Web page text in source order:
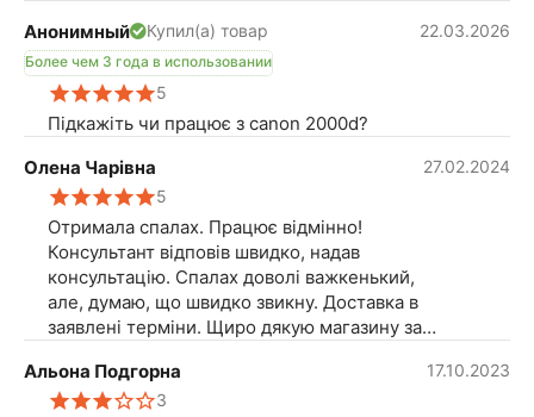
Подивіться на роз'єм для спалаху на вашій
камері:
Якщо по центру є круглий металевий
контакт — YN-560 IV буде працювати.
Якщо по центру суцільний чорний пластик
— на самій камері спалах не спрацює. Його
можна буде використовувати лише
віддалено, підпалюючи від вбудованого
спалаху (в режимі світлопастки S1/S2).
Анонимный Купил(а) товар
Более чем 3 года в использовании
22.03.2026
5
Підкажіть чи працює з canon 2000d?
Олена Чарівна
27.02.2024
5
Отримала спалах. Працює відмінно!
Консультант відповів швидко, надав
консультацію. Спалах доволі важкенький,
але, думаю, що швидко звикну. Доставка в
заявлені терміни. Щиро дякую магазину за
Альона Подгорна
17.10.2023
3